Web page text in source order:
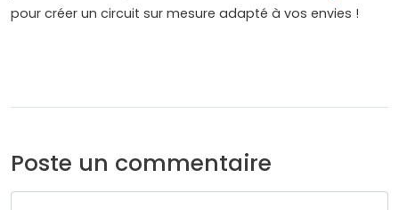
pour créer un circuit sur mesure adapté à vos envies !
Poste un commentaire